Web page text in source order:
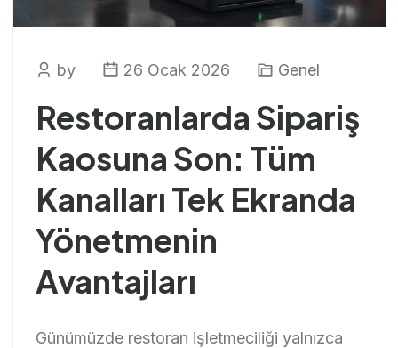
by 26 Ocak 2026 Genel
Restoranlarda Sipariş
Kaosuna Son: Tüm
Kanalları Tek Ekranda
Yönetmenin
Avantajları
Günümüzde restoran işletmeciliği yalnızca